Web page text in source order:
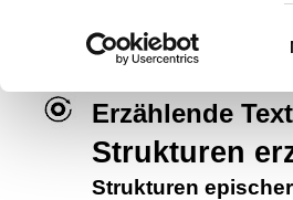
braucht Werbung
Erzählende
Strukturen
Strukturen